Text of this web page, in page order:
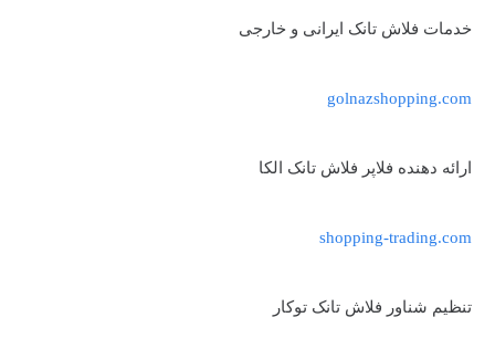
خدمات فلاش تانک ایرانی و خارجی
golnazshopping.com
ارائه دهنده فلاپر فلاش تانک الکا
shopping-trading.com
تنظیم شناور فلاش تانک توکار